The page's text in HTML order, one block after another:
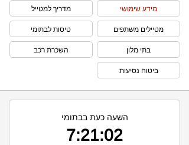
מידע שימושי מדריך למטייל
מטיילים משתפים טיסות לבתומי
בתי מלון השכרת רכב
ביטוח נסיעות
השעה כעת בבתומי
7:21:02